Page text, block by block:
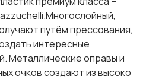
путём прессования,
интересные
Металлические оправы и
очков создают из высоко